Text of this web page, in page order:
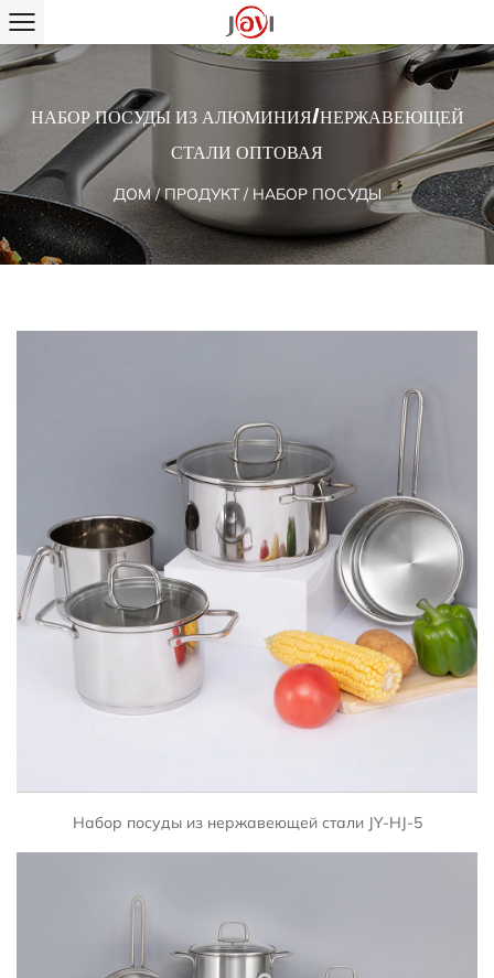
НАБОР ПОСУДЫ ИЗ АЛЮМИНИЯ/НЕРЖАВЕЮЩЕЙ
СТАЛИ ОПТОВАЯ
ДОМ/ПРОДУКТ/ НАБОР ПОСУДЫ
Набор посуды из нержавеющей стали JY-HJ-5